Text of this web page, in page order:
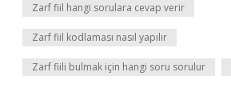
Zarf fiil hangi sorulara cevap verir
Zarf fiil kodlaması nasıl yapılır
Zarf fiili bulmak için hangi soru sorulur